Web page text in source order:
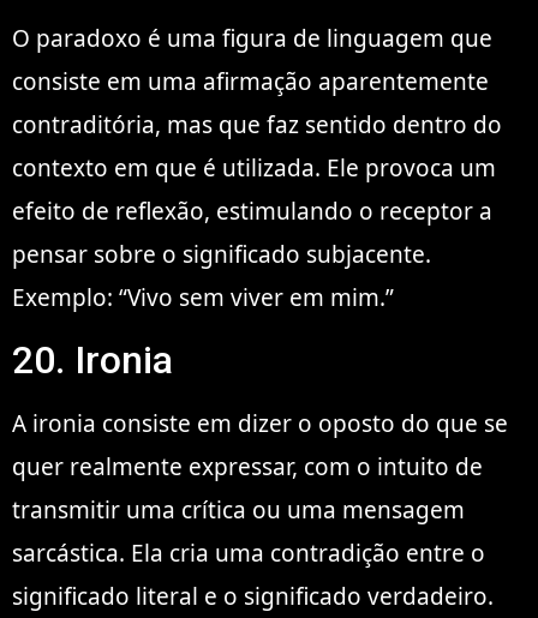
O paradoxo é uma figura de linguagem que
consiste em uma afirmação aparentemente
contraditória, mas que faz sentido dentro do
contexto em que é utilizada. Ele provoca um
efeito de reflexão, estimulando o receptor a
pensar sobre o significado subjacente.
Exemplo: “Vivo sem viver em mim.”
20. Ironia
A ironia consiste em dizer o oposto do que se
quer realmente expressar, com o intuito de
transmitir uma crítica ou uma mensagem
sarcástica. Ela cria uma contradição entre o
significado literal e o significado verdadeiro.